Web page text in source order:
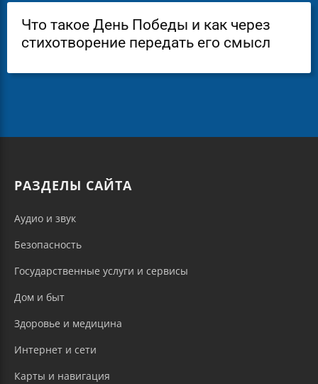
Что такое День Победы и как через
стихотворение передать его смысл
РАЗДЕЛЫ САЙТА
Аудио и звук
Безопасность
Государственные услуги и сервисы
Дом и быт
Здоровье и медицина
Интернет и сети
Карты и навигация